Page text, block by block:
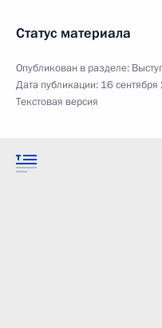
Статус материала
Опубликован в разделе:
Дата публикации: 16
Текстовая версия